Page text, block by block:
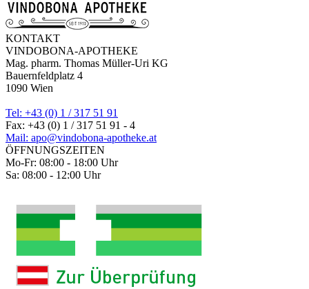
KONTAKT
VINDOBONA-APOTHEKE
Mag. pharm. Thomas Müller-Uri KG
Bauernfeldplatz 4
1090 Wien
Tel: +43 (0) 1 / 317 51 91
Fax: +43 (0) 1 / 317 51 91 - 4
Mail: apo@vindobona-apotheke.at
ÖFFNUNGSZEITEN
Mo-Fr: 08:00 - 18:00 Uhr
Sa: 08:00 - 12:00 Uhr